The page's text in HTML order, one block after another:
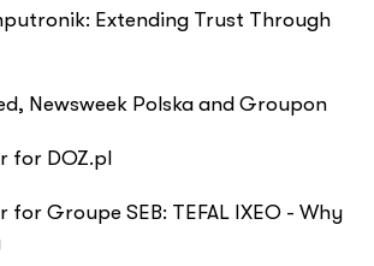
Extending Trust Through
Newsweek Polska and Groupon
for DOZ.pl
for Groupe SEB: TEFAL IXEO - Why